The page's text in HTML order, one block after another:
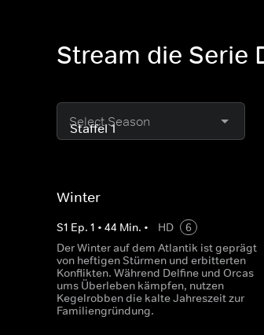
Stream die Serie
Select Season
Winter
S1 Ep. 1 • 44 Min. • HD
6
Der Winter auf dem Atlantik ist geprägt
von heftigen Stürmen und erbitterten
Konflikten. Während Delfine und Orcas
ums Überleben kämpfen, nutzen
Kegelrobben die kalte Jahreszeit zur
Familiengründung.